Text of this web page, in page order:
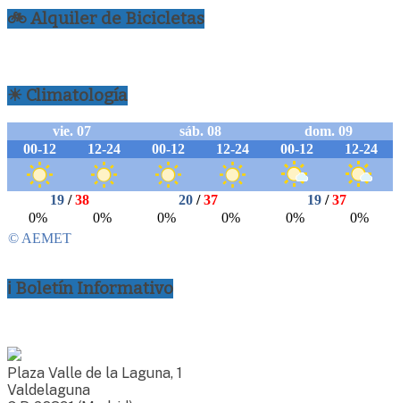
🚲 Alquiler de Bicicletas
☀ Climatología
ℹ Boletín Informativo
Plaza Valle de la Laguna, 1
Valdelaguna